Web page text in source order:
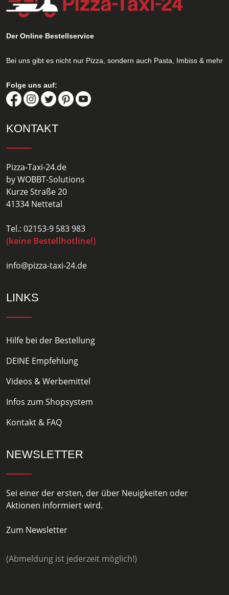
Der Online Bestellservice
Bei uns gibt es nicht nur Pizza, sondern auch Pasta, Imbiss & mehr
Folge uns auf:
KONTAKT
Pizza-Taxi-24.de
by WOBBT-Solutions
Kurze Straße 20
41334 Nettetal
Tel.: 02153-9 583 983
(keine Bestellhotline!)
info@pizza-taxi-24.de
LINKS
Hilfe bei der Bestellung
DEINE Empfehlung
Videos & Werbemittel
Infos zum Shopsystem
Kontakt & FAQ
NEWSLETTER
Sei einer der ersten, der über Neuigkeiten oder
Aktionen informiert wird.
Zum Newsletter
(Abmeldung ist jederzeit möglich!)